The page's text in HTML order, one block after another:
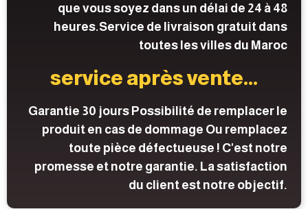
que vous soyez dans un délai de 24 à 48
heures.Service de livraison gratuit dans
toutes les villes du Maroc
service après vente...
Garantie 30 jours Possibilité de remplacer le
produit en cas de dommage Ou remplacez
toute pièce défectueuse ! C'est notre
promesse et notre garantie. La satisfaction
du client est notre objectif.